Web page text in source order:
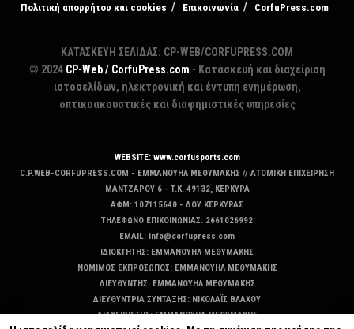
Πολιτική απορρήτου και cookies
Επικοινωνία CorfuPress.com
ΚΑΤΑΣΚΕΥΗ ΣΕΛΙΔΑΣ: CP-WEB/CORFUPRESS.COM
© 2024 CP-Web / CorfuPress.com - Κατασκευή και διαχείριση
ιστοσελίδων, ηλεκτρονική και έντυπη ενημέρωση,
οπτικοακουστικές και διαφημιστικές υπηρεσίες
WEBSITE: www.corfusports.com
C.P.WEB-CORFUPRESS.COM - ΕΜΜΑΝΟΥΗΛ ΜΕΘΥΜΑΚΗΣ // ΑΤΟΜΙΚΗ ΕΠΙΧΕΙΡΗΣΗ
MANTZAΡΟΥ 6 - T.K. 49132, ΚΕΡΚΥΡΑ
ΑΦΜ: 107115640 - ΔΟΥ ΚΕΡΚΥΡΑΣ
ΤΗΛΕΦΩΝΟ ΕΠΙΚΟΙΝΩΝΙΑΣ: 2661026992
EMAIL: info@corfupress.com
ΙΔΙΟΚΤΗΤΗΣ: EMMANOYΗΛ ΜΕΘΥΜΑΚΗΣ
ΝΟΜΙΜΟΣ ΕΚΠΡΟΣΩΠΟΣ: EMMANOYΗΛ ΜΕΘΥΜΑΚΗΣ
ΔΙΕΥΘΥΝΤΗΣ: EMMANOYΗΛ ΜΕΘΥΜΑΚΗΣ
ΔΙΕΥΘΥΝΤΡΙΑ ΣΥΝΤΑΞΗΣ: ΝΙΚΟΛΑΪΣ ΒΛΑΧΟΥ
ΔΙΑΧΕΙΡΙΣΤΗΣ: EMMANOYΗΛ ΜΕΘΥΜΑΚΗΣ